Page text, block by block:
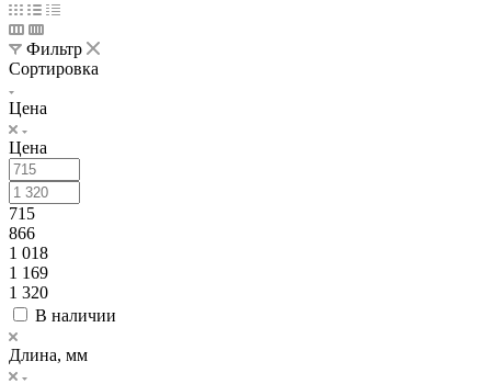
Фильтр
Сортировка
Цена
Цена
715
866
1 018
1 169
1 320
В наличии
Длина, мм